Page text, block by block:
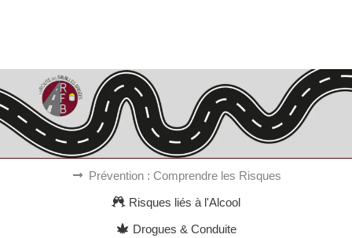
Prévention : Comprendre les Risques
Risques liés à l'Alcool
Drogues & Conduite